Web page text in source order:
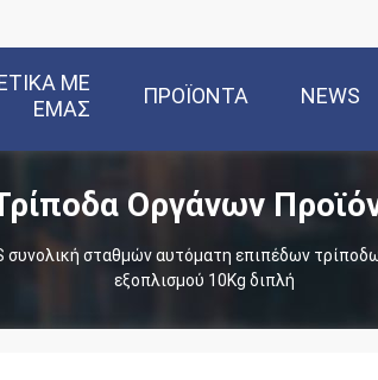
ΜΕ
ΕΜΆΣ
ΠΡΟΪΌΝΤΑ NEWS
Οργάνων
συνολική σταθμών αυτόματη επιπέδων
εξοπλισμού 10Kg διπλή